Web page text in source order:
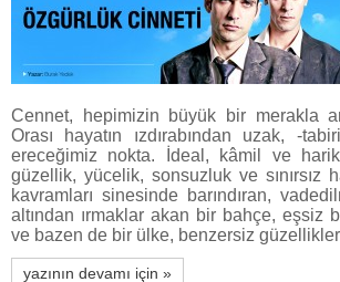
Cennet, hepimizin büyük bir merakla
Orası hayatın ızdırabından uzak, -
ereceğimiz nokta. İdeal, kâmil ve
güzellik, yücelik, sonsuzluk ve sınırsız
kavramları sinesinde barındıran,
altından ırmaklar akan bir bahçe, eşsiz
ve bazen de bir ülke, benzersiz
yazının devamı için »